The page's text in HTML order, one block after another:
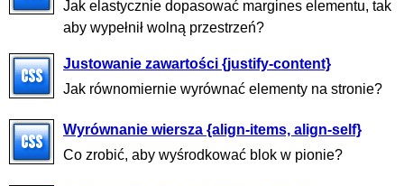
Jak elastycznie dopasować margines elementu, tak
aby wypełnił wolną przestrzeń?
Justowanie zawartości {justify-content}
Jak równomiernie wyrównać elementy na stronie?
Wyrównanie wiersza {align-items, align-self}
Co zrobić, aby wyśrodkować blok w pionie?